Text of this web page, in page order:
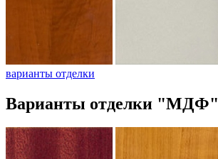
варианты отделки
Варианты отделки "МДФ"